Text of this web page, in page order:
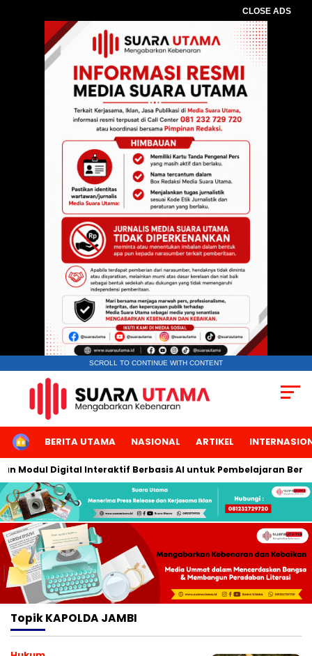
CLOSE ADS
SCROLL TO CONTINUE WITH CONTENT
HOMEBERITA UTAMA NASIONAL ARTIKEL
Digital Interaktif Berbasis AI untuk Pembelajaran
TopikKAPOLDA JAMBI